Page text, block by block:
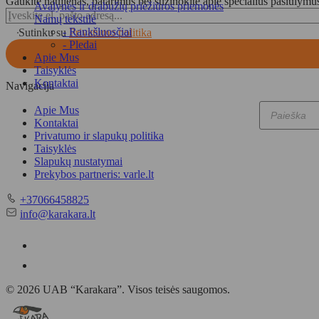
Avalynės ir drabužių priežiūros priemonės
Namų tekstilė
- Rankšluosčiai
- Pledai
Apie Mus
Taisyklės
Kontaktai
Products
search
Sutinku su Privatumo politika
Navigacija
Apie Mus
Kontaktai
Privatumo ir slapukų politika
Taisyklės
Slapukų nustatymai
Prekybos partneris: varle.lt
+37066458825Telefonas
info@karakara.ltEl.
© 2026 UAB “Karakara”. Visos teisės saugomos.